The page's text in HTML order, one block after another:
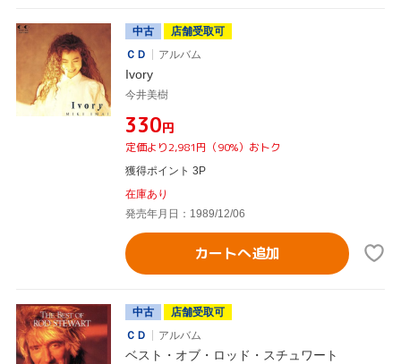
中古
店舗受取可
ＣＤ
アルバム
Ivory
今井美樹
¥330円
定価より2,981円（90%）おトク
獲得ポイント 3P
在庫あり
発売年月日：1989/12/06
カートへ追加
中古
店舗受取可
ＣＤ
アルバム
ベスト・オブ・ロッド・スチュワート